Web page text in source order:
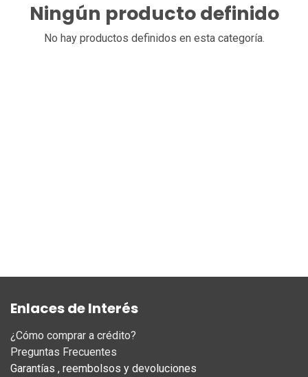
Ningún producto definido
No hay productos definidos en esta categoría.
Enlaces de Interés
¿Cómo comprar a crédito?
Preguntas Frecuentes
Garantías , reembolsos y devoluciones